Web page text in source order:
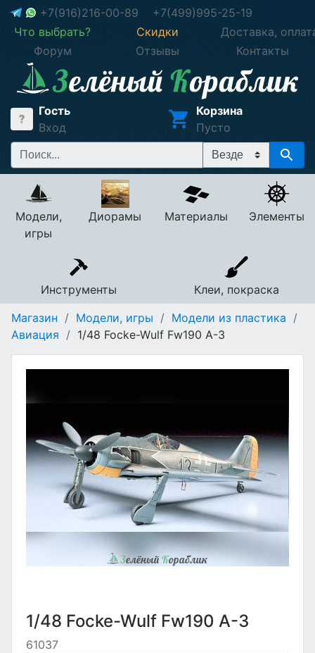
+7(916)216-00-89
+7(499)995-25-19
Что выбрать?
Скидки
Доставка,
Форум
Отзывы Контакты
Гость
Вход
Корзина
Пусто
Модели,
игры
Диорамы Материалы Элементы
Инструменты
Клеи, покраска
Магазин / Модели, игры / Модели из пластика /
Авиация / 1/48 Focke-Wulf Fw190 A-3
1/48 Focke-Wulf Fw190 A-3
61037